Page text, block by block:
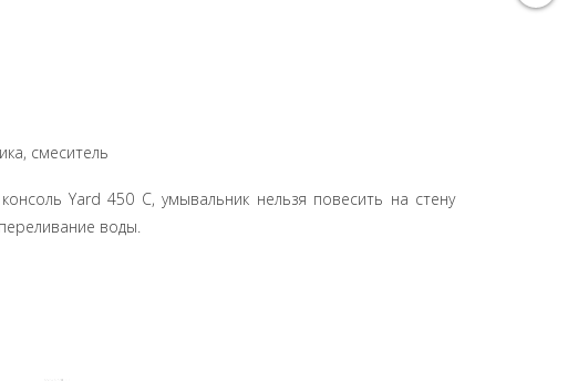
смеситель
Yard 450 C, умывальник нельзя повесить на стену
воды.